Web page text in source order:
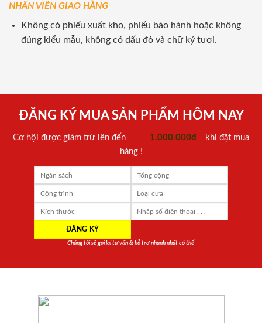
NHÂN VIÊN GIAO HÀNG
Không có phiếu xuất kho, phiếu bảo hành hoặc không
đúng kiểu mẫu, không có dấu đỏ và chữ ký tươi.
ĐĂNG KÝ MUA SẢN PHẨM HÔM NAY
Cơ hội được giảm trừ lên đến 1.000.000đ
khi đặt mua
hàng !
Chúng tôi sẽ gọi lại tư vấn & hỗ trợ nhanh nhất có thể